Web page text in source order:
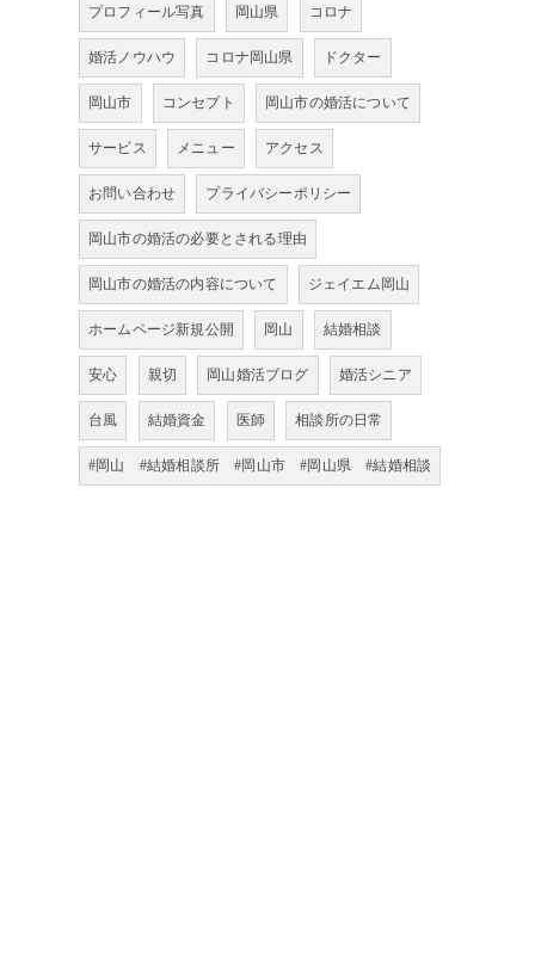
プロフィール写真 岡山県 コロナ
婚活ノウハウ コロナ岡山県 ドクター
岡山市 コンセプト 岡山市の婚活について
サービス メニュー アクセス
お問い合わせ プライバシーポリシー
岡山市の婚活の必要とされる理由
岡山市の婚活の内容について ジェイエム岡山
ホームページ新規公開 岡山 結婚相談
安心 親切 岡山婚活ブログ 婚活シニア
台風 結婚資金 医師 相談所の日常
#岡山 #結婚相談所 #岡山市 #岡山県 #結婚相談